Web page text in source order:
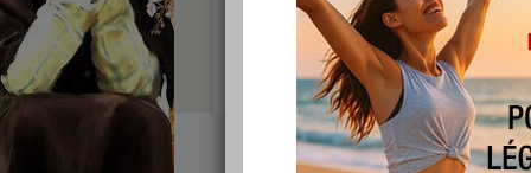
Coucou les copinautes!
On a eu 11° donc tout va
montent doucement.
J'ai reçu mon frère pour le
suis fait plaisir! On a bien ri.
évidemment dîner light!